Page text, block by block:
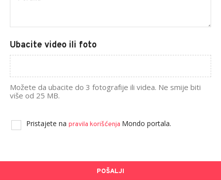
Ubacite video ili foto
Možete da ubacite do 3 fotografije ili videa. Ne smije biti
više od 25 MB.
Pristajete na pravila korišćenja Mondo portala.
POŠALJI